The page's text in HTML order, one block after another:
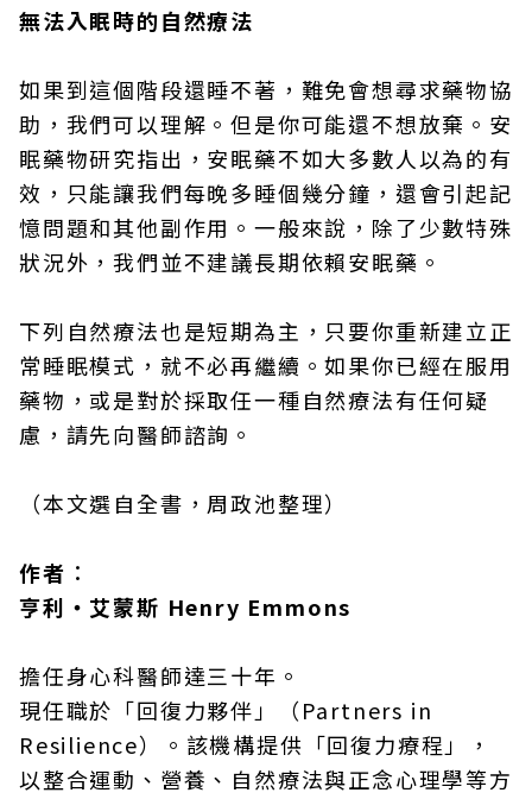
無法入眠時的自然療法
如果到這個階段還睡不著，難免會想尋求藥物協
助，我們可以理解。但是你可能還不想放棄。安
眠藥物研究指出，安眠藥不如大多數人以為的有
效，只能讓我們每晚多睡個幾分鐘，還會引起記
憶問題和其他副作用。一般來說，除了少數特殊
狀況外，我們並不建議長期依賴安眠藥。
下列自然療法也是短期為主，只要你重新建立正
常睡眠模式，就不必再繼續。如果你已經在服用
藥物，或是對於採取任一種自然療法有任何疑
慮，請先向醫師諮詢。
（本文選自全書，周政池整理）
作者︰
亨利‧艾蒙斯 Henry Emmons
擔任身心科醫師達三十年。
現任職於「回復力夥伴」（Partners in
Resilience）。該機構提供「回復力療程」，
以整合運動、營養、自然療法與正念心理學等方